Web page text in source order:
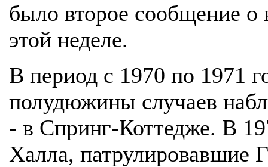
было второе сообщение о
этой неделе.
В период с 1970 по 1971
полудюжины случаев
- в Спринг-Коттедже. В
Халла, патрулировавшие